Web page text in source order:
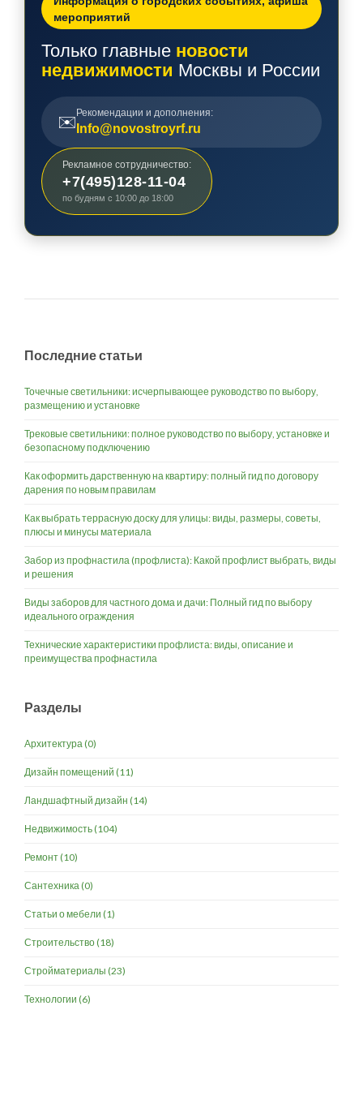
мероприятий
Только главные новости
недвижимости Москвы и России
✉️
Рекомендации и дополнения:
Info@novostroyrf.ru
Рекламное сотрудничество:
+7(495)128-11-04
по будням с 10:00 до 18:00
Последние статьи
Точечные светильники: исчерпывающее руководство по выбору,
размещению и установке
Трековые светильники: полное руководство по выбору, установке и
безопасному подключению
Как оформить дарственную на квартиру: полный гид по договору
дарения по новым правилам
Как выбрать террасную доску для улицы: виды, размеры, советы,
плюсы и минусы материала
Забор из профнастила (профлиста): Какой профлист выбрать, виды
и решения
Виды заборов для частного дома и дачи: Полный гид по выбору
идеального ограждения
Технические характеристики профлиста: виды, описание и
преимущества профнастила
Разделы
Архитектура (0)
Дизайн помещений (11)
Ландшафтный дизайн (14)
Недвижимость(104)
Ремонт(10)
Сантехника (0)
Статьи о мебели (1)
Строительство(18)
Стройматериалы (23)
Технологии (6)